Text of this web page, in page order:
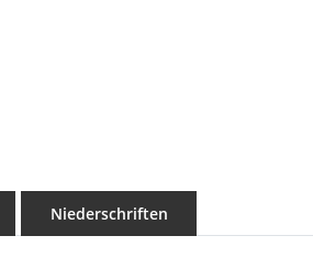
Niederschriften